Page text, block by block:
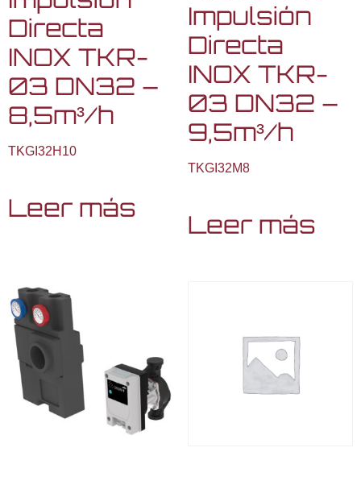
Directa
INOX TKR-
03 DN32 –
8,5m³/h
TKGI32H10
Leer más
Impulsión
Directa
INOX TKR-
03 DN32 –
9,5m³/h
TKGI32M8
Leer más